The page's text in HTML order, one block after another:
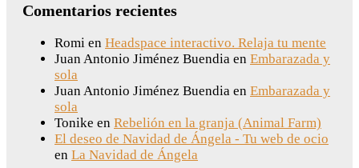
Comentarios recientes
Romi en Headspace interactivo. Relaja tu mente
Juan Antonio Jiménez Buendia en Embarazada y
sola
Juan Antonio Jiménez Buendia en Embarazada y
sola
Tonike en Rebelión en la granja (Animal Farm)
El deseo de Navidad de Ángela - Tu web de ocio
en La Navidad de Ángela